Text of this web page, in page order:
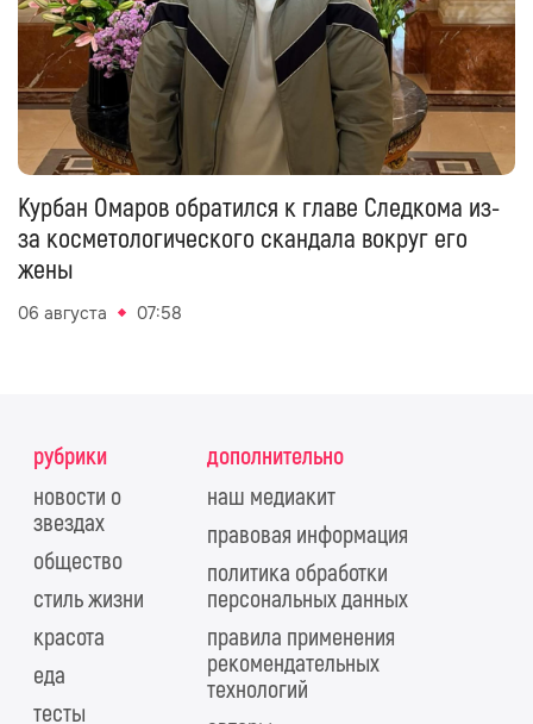
Курбан Омаров обратился к главе Следкома из-
за косметологического скандала вокруг его
жены
06 августа 07:58
рубрики
новости о
звездах
общество
стиль жизни
красота
еда
тесты
дополнительно
наш медиакит
правовая информация
политика обработки
персональных данных
правила применения
рекомендательных
технологий